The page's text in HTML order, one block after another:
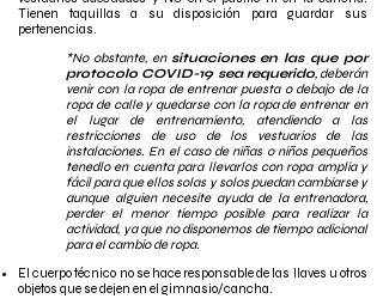
Tienen taquillas a su disposición para guardar sus
pertenencias.
*No obstante, en situaciones en las que por
protocolo COVID-19 sea requerido, deberán
venir con la ropa de entrenar puesta o debajo de la
ropa de calle y quedarse con la ropa de entrenar en
el lugar de entrenamiento, atendiendo a las
restricciones de uso de los vestuarios de las
instalaciones. En el caso de niñas o niños pequeños
tenedlo en cuenta para llevarlos con ropa amplia y
fácil para que ellos solas y solos puedan cambiarse y
aunque alguien necesite ayuda de la entrenadora,
perder el menor tiempo posible para realizar la
actividad, ya que no disponemos de tiempo adicional
para el cambio de ropa.
El cuerpo técnico no se hace responsable de las llaves u otros
objetos que se dejen en el gimnasio/cancha.